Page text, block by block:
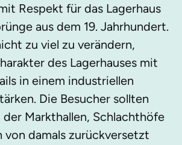
Respekt für das Lagerhaus
aus dem 19. Jahrhundert.
zu viel zu verändern,
des Lagerhauses mit
in einem industriellen
Die Besucher sollten
Markthallen, Schlachthöfe
von damals zurückversetzt